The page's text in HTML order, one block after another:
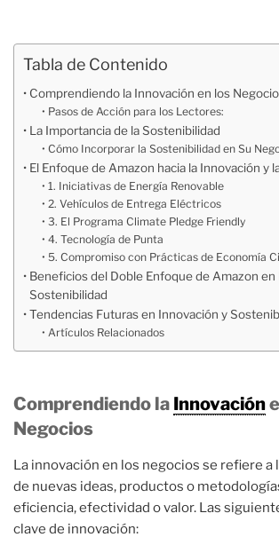
Tabla de Contenido
Comprendiendo la Innovación en los
Pasos de Acción para los Lectores:
La Importancia de la Sostenibilidad
Cómo Incorporar la Sostenibilidad en Su
El Enfoque de Amazon hacia la Innovación y
1. Iniciativas de Energía Renovable
2. Vehículos de Entrega Eléctricos
3. El Programa Climate Pledge Friendly
4. Tecnología de Punta
5. Compromiso con Prácticas de Economía
Beneficios del Doble Enfoque de Amazon en
Sostenibilidad
Tendencias Futuras en Innovación y
Artículos Relacionados
Comprendiendo la Innovación
Negocios
La innovación en los negocios se refiere a
de nuevas ideas, productos o
eficiencia, efectividad o valor. Las
clave de innovación: